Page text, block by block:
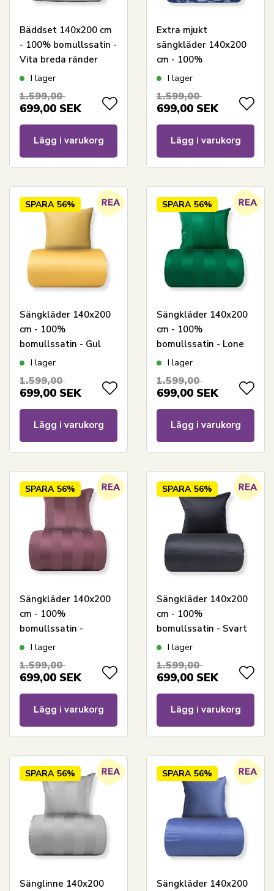
Bäddset 140x200 cm
- 100% bomullssatin -
Vita breda ränder
I lager
1.599,00
699,00 SEK
Lägg i varukorg
Extra mjukt
sängkläder 140x200
cm - 100%
bomullssatin -
sängset - 300 TC
I lager
1.599,00
699,00 SEK
Lägg i varukorg
SPARA 56%
Sängkläder 140x200
cm - 100%
bomullssatin - Gul
med vit pipingkant
I lager
1.599,00
699,00 SEK
Lägg i varukorg
SPARA 56%
Sängkläder 140x200
cm - 100%
bomullssatin - Lone
grön - Randigt,
sängkläder - Extra
I lager
1.599,00
699,00 SEK
Lägg i varukorg
SPARA 56%
Sängkläder 140x200
cm - 100%
bomullssatin -
Plommonfärgade
I lager
1.599,00
699,00 SEK
Lägg i varukorg
SPARA 56%
Sängkläder 140x200
cm - 100%
bomullssatin - Svart
med vit pipingkant
I lager
1.599,00
699,00 SEK
Lägg i varukorg
SPARA 56%
Sänglinne 140x200
SPARA 56%
Sängkläder 140x200